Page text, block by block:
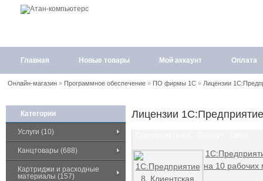
Главная Новые товары Мой аккаунт Оплата
Онлайн-магазин» Программное обеспечение» ПО фирмы 1С» Лицензии
Категории
Услуги (10)
Канцтовары (688)
Картриджи и расходные
материалы (157)
Лицензии
на 10 рабочих